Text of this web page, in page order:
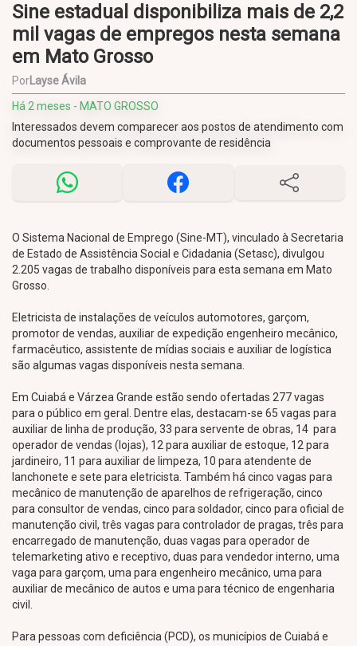
Sine estadual disponibiliza mais de 2,2
mil vagas de empregos nesta semana
em Mato Grosso
PorLayse Ávila
Há 2 meses - MATO GROSSO
Interessados devem comparecer aos postos de atendimento com
documentos pessoais e comprovante de residência
O Sistema Nacional de Emprego (Sine-MT), vinculado à Secretaria
de Estado de Assistência Social e Cidadania (Setasc), divulgou
2.205 vagas de trabalho disponíveis para esta semana em Mato
Grosso.
Eletricista de instalações de veículos automotores, garçom,
promotor de vendas, auxiliar de expedição engenheiro mecânico,
farmacêutico, assistente de mídias sociais e auxiliar de logística
são algumas vagas disponíveis nesta semana.
Em Cuiabá e Várzea Grande estão sendo ofertadas 277 vagas
para o público em geral. Dentre elas, destacam-se 65 vagas para
auxiliar de linha de produção, 33 para servente de obras, 14 para
operador de vendas (lojas), 12 para auxiliar de estoque, 12 para
jardineiro, 11 para auxiliar de limpeza, 10 para atendente de
lanchonete e sete para eletricista. Também há cinco vagas para
mecânico de manutenção de aparelhos de refrigeração, cinco
para consultor de vendas, cinco para soldador, cinco para oficial de
manutenção civil, três vagas para controlador de pragas, três para
encarregado de manutenção, duas vagas para operador de
telemarketing ativo e receptivo, duas para vendedor interno, uma
vaga para garçom, uma para engenheiro mecânico, uma para
auxiliar de mecânico de autos e uma para técnico de engenharia
civil.
Para pessoas com deficiência (PCD), os municípios de Cuiabá e